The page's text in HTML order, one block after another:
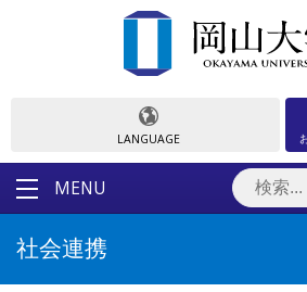
LANGUAGE
MENU
社会連携